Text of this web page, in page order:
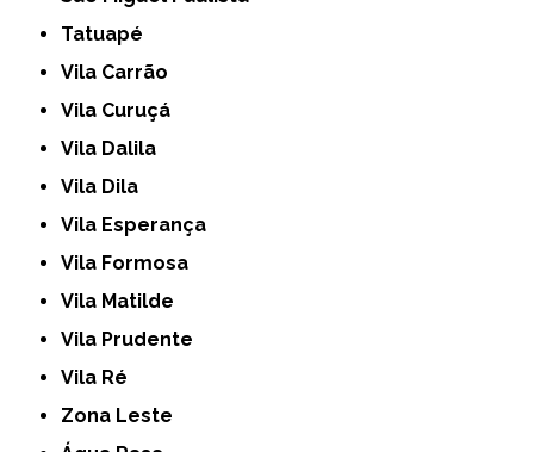
Tatuapé
Vila Carrão
Vila Curuçá
Vila Dalila
Vila Dila
Vila Esperança
Vila Formosa
Vila Matilde
Vila Prudente
Vila Ré
Zona Leste